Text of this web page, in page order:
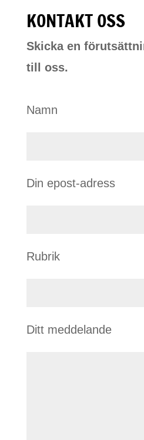
KONTAKT OSS
Skicka en
till oss.
Namn
Din epost-adress
Rubrik
Ditt meddelande